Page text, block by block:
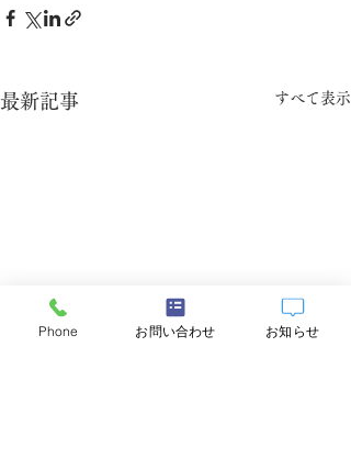
最新記事 すべて表示
Phone お問い合わせ お知らせ